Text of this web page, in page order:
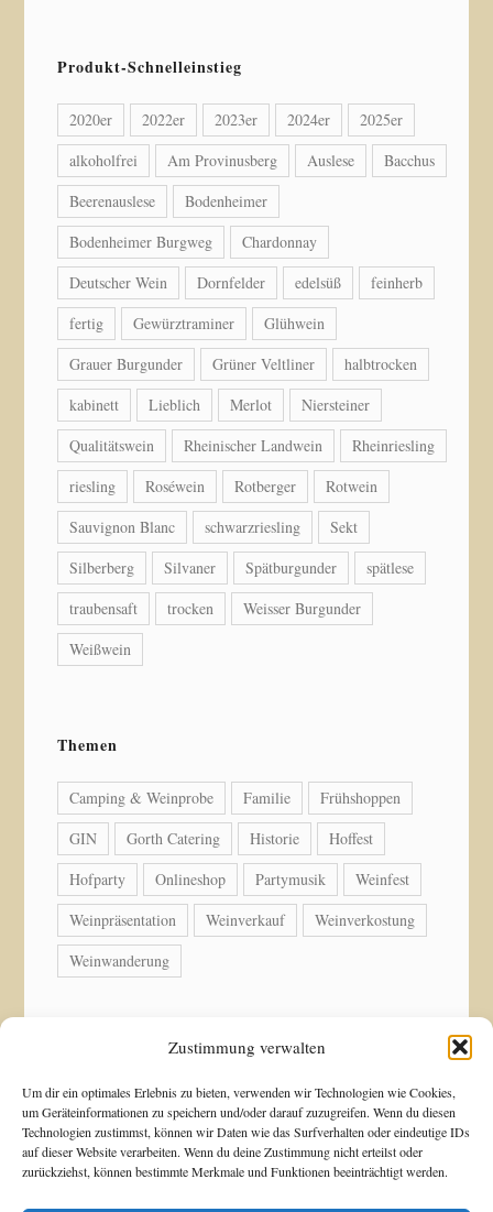
Zustimmung verwalten
Um dir ein optimales Erlebnis zu bieten, verwenden wir Technologien wie Cookies,
um Geräteinformationen zu speichern und/oder darauf zuzugreifen. Wenn du diesen
Technologien zustimmst, können wir Daten wie das Surfverhalten oder eindeutige IDs
auf dieser Website verarbeiten. Wenn du deine Zustimmung nicht erteilst oder
zurückziehst, können bestimmte Merkmale und Funktionen beeinträchtigt werden.
Produkt-Schnelleinstieg
2020er 2022er 2023er 2024er
2025er
alkoholfrei
Am Provinusberg Auslese
Bacchus
Beerenauslese
Bodenheimer
Bodenheimer Burgweg
Chardonnay
Deutscher Wein
Dornfelder edelsüß
feinherb
fertig
Gewürztraminer
Glühwein
Grauer Burgunder
Grüner Veltliner
halbtrocken
kabinett
Lieblich Merlot
Niersteiner
Qualitätswein
Rheinischer Landwein
Rheinriesling
riesling
Roséwein Rotberger
Rotwein
Sauvignon Blanc
schwarzriesling
Sekt
Silberberg
Silvaner Spätburgunder
spätlese
traubensaft
trocken
Weisser Burgunder
Weißwein
Themen
Camping & Weinprobe Familie
Frühshoppen
GIN
Gorth Catering Historie
Hoffest
Hofparty
Onlineshop Partymusik
Weinfest
Weinpräsentation
Weinverkauf
Weinverkostung
Weinwanderung
© Copyright 2026 Weingut Acker-Holdenried. Alle
Rechte vorbehalten.